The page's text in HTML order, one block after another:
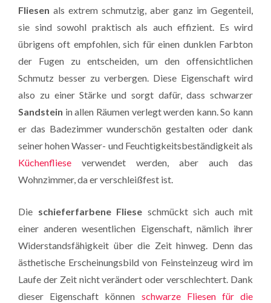
Fliesen als extrem schmutzig, aber ganz im Gegenteil,
sie sind sowohl praktisch als auch effizient. Es wird
übrigens oft empfohlen, sich für einen dunklen Farbton
der Fugen zu entscheiden, um den offensichtlichen
Schmutz besser zu verbergen. Diese Eigenschaft wird
also zu einer Stärke und sorgt dafür, dass schwarzer
Sandstein in allen Räumen verlegt werden kann. So kann
er das Badezimmer wunderschön gestalten oder dank
seiner hohen Wasser- und Feuchtigkeitsbeständigkeit als
Küchenfliese verwendet werden, aber auch das
Wohnzimmer, da er verschleißfest ist.
Die schieferfarbene Fliese schmückt sich auch mit
einer anderen wesentlichen Eigenschaft, nämlich ihrer
Widerstandsfähigkeit über die Zeit hinweg. Denn das
ästhetische Erscheinungsbild von Feinsteinzeug wird im
Laufe der Zeit nicht verändert oder verschlechtert. Dank
dieser Eigenschaft können schwarze Fliesen für die